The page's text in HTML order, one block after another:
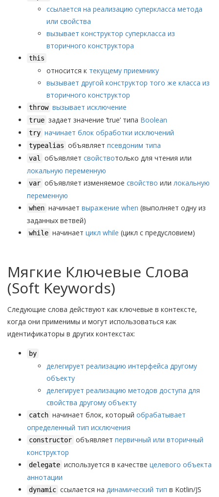
ссылается на реализацию суперкласса метода
или свойства
вызывает конструктор суперкласса из
вторичного конструктора
this
относится к текущему приемнику
вызывает другой конструктор того же класса из
вторичного конструктор
throw вызывает исключение
true задает значение ‘true’ типа Boolean
try начинает блок обработки исключений
typealias объявляет псевдоним типа
val объявляет свойствотолько для чтения или
локальную переменную
var объявляет изменяемое свойство или локальную
переменную
when начинает выражение when (выполняет одну из
заданных ветвей)
while начинает цикл while (цикл с предусловием)
Мягкие Ключевые Слова
(Soft Keywords)
Следующие слова действуют как ключевые в контексте,
когда они применимы и могут использоваться как
идентификаторы в других контекстах:
by
делегирует реализацию интерфейса другому
объекту
делегирует реализацию методов доступа для
свойства другому объекту
catch начинает блок, который обрабатывает
определенный тип исключения
constructor объявляет первичный или вторичный
конструктор
delegate используется в качестве целевого объекта
аннотации
dynamic ссылается на динамический тип в Kotlin/JS